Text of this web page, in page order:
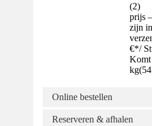
(2)
prijs
zijn
€*/
Komt
kg(
Online bestellen
Reserveren & afhalen